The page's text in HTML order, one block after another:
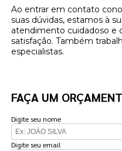
Ao entrar em contato
suas dúvidas, estamos à
atendimento cuidadoso e
satisfação. Também
especialistas.
FAÇA UM
Digite seu nome
Digite seu email